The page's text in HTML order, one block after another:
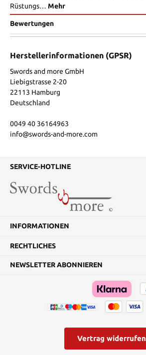
Rüstungs… Mehr
Bewertungen
Herstellerinformationen (GPSR)
Swords and more GmbH
Liebigstrasse 2-20
22113 Hamburg
Deutschland
0049 40 36164963
info@swords-and-more.com
SERVICE-HOTLINE
INFORMATIONEN
RECHTLICHES
NEWSLETTER ABONNIEREN
Vertrag widerrufen